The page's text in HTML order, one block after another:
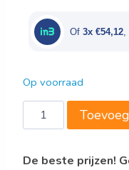
Of 3x €54,12
Op voorraad
Warmtelamp
IWL250ST
De beste prijzen!